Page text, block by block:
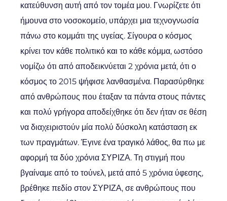
κατεύθυνση αυτή από τον τομέα μου. Γνωρίζετε ότι
ήμουνα στο νοσοκομείο, υπάρχει μια τεχνογνωσία
πάνω στο κομμάτι της υγείας. Σίγουρα ο κόσμος
κρίνει τον κάθε πολιτικό και το κάθε κόμμα, ωστόσο
νομίζω ότι από αποδεικνύεται 2 χρόνια μετά, ότι ο
κόσμος το 2015 ψήφισε λανθασμένα. Παρασύρθηκε
από ανθρώπους που έταξαν τα πάντα στους πάντες
και πολύ γρήγορα αποδείχθηκε ότι δεν ήταν σε θέση
να διαχειριστούν μία πολύ δύσκολη κατάσταση εκ
των πραγμάτων. Έγινε ένα τραγικό λάθος, θα πω με
αφορμή τα δύο χρόνια ΣΥΡΙΖΑ. Τη στιγμή που
βγαίναμε από το τούνελ, μετά από 5 χρόνια ύφεσης,
βρέθηκε πεδίο στον ΣΥΡΙΖΑ, σε ανθρώπους που